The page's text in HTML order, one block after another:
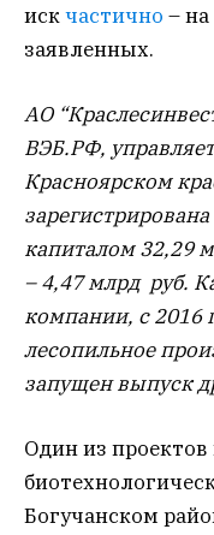
искчастично –
заявленных.
АО
ВЭБ.РФ,
Красноярском
капиталом 32,29
– 4,47 млрд руб.
компании, с 2016
лесопильное
запущен выпуск
Один из
Богучанском